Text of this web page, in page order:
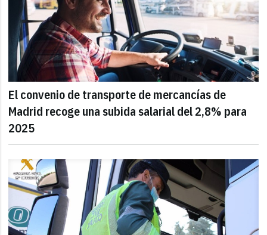
El convenio de transporte de mercancías de
Madrid recoge una subida salarial del 2,8% para
2025